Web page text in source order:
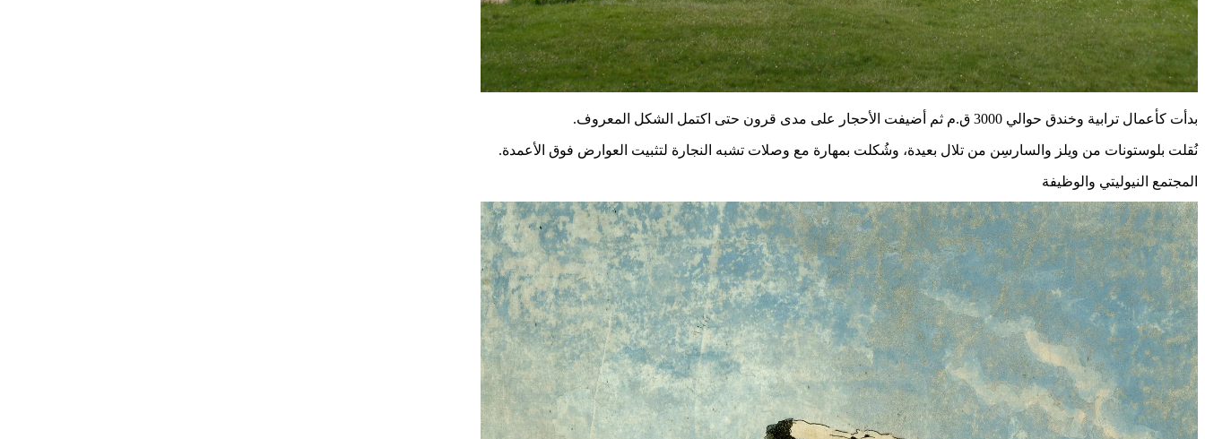
بدأت كأعمال ترابية وخندق حوالي 3000 ق.م ثم أضيفت الأحجار على مدى قرون حتى اكتمل الشكل المعروف.
نُقلت بلوستونات من ويلز والسارسِن من تلال بعيدة، وشُكلت بمهارة مع وصلات تشبه النجارة لتثبيت العوارض فوق الأعمدة.
المجتمع النيوليتي والوظيفة